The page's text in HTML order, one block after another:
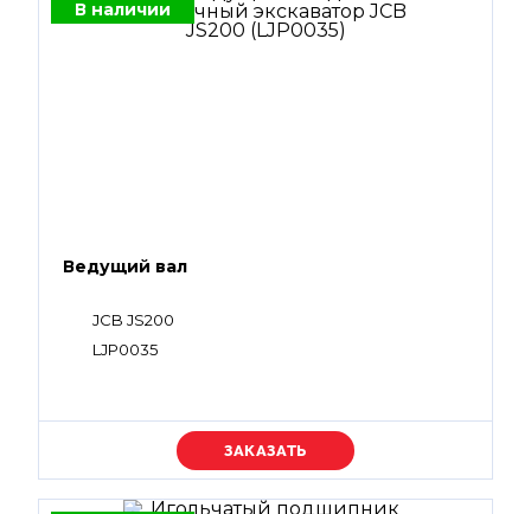
В наличии
Ведущий вал
JCB JS200
LJP0035
Уточняйте цену